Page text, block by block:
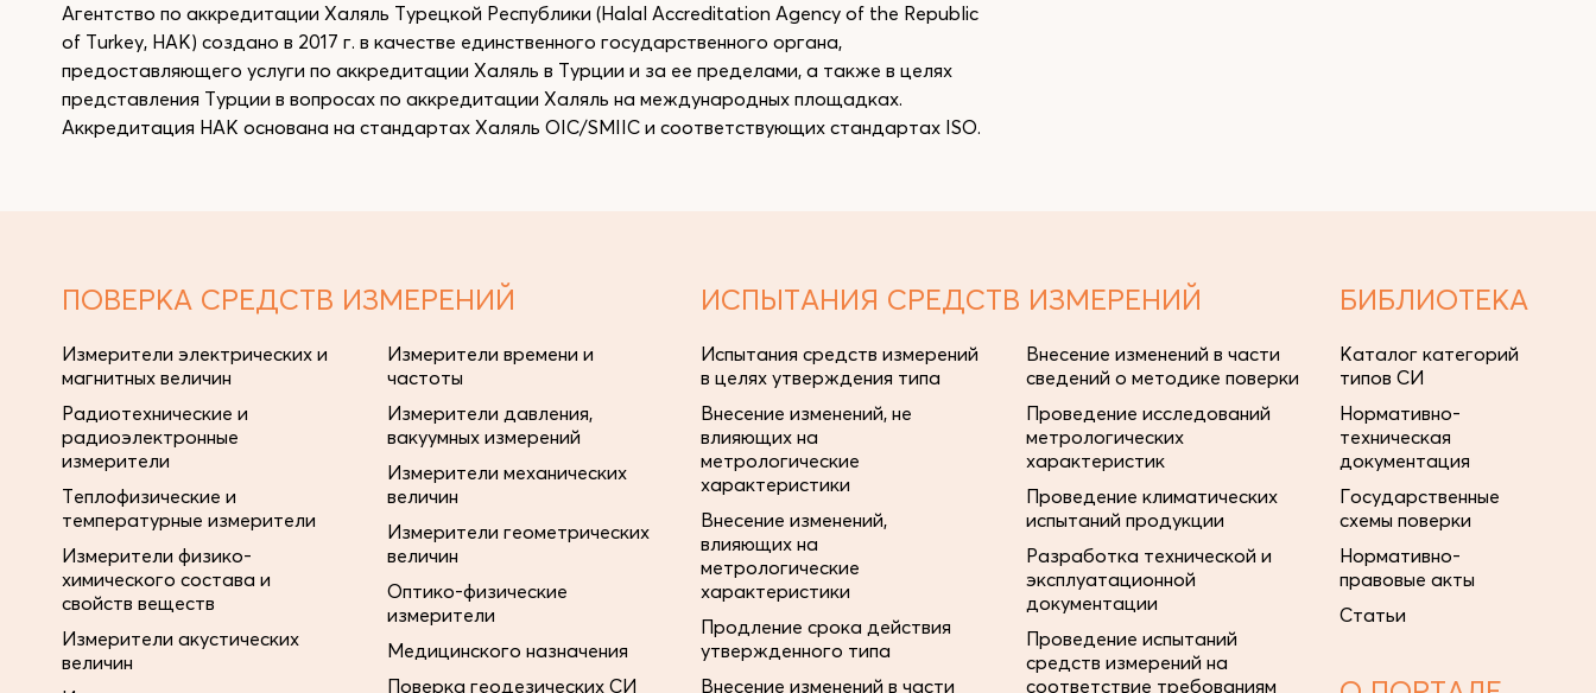
Агентство по аккредитации Халяль Турецкой Республики (Halal Accreditation Agency of the Republic
of Turkey, HAK) создано в 2017 г. в качестве единственного государственного органа,
предоставляющего услуги по аккредитации Халяль в Турции и за ее пределами, а также в целях
представления Турции в вопросах по аккредитации Халяль на международных площадках.
Аккредитация HAK основана на стандартах Халяль OIC/SMIIC и соответствующих стандартах ISO.
ПОВЕРКА СРЕДСТВ ИЗМЕРЕНИЙ
Измерители электрических и
магнитных величин
Радиотехнические и
радиоэлектронные
измерители
Теплофизические и
температурные измерители
Измерители физико-
химического состава и
свойств веществ
Измерители акустических
величин
Измерители времени и
частоты
Измерители давления,
вакуумных измерений
Измерители механических
величин
Измерители геометрических
величин
Оптико-физические
измерители
Медицинского назначения
Поверка геодезических СИ
ИСПЫТАНИЯ СРЕДСТВ ИЗМЕРЕНИЙ
Испытания средств измерений
в целях утверждения типа
Внесение изменений, не
влияющих на
метрологические
характеристики
Внесение изменений,
влияющих на
метрологические
характеристики
Продление срока действия
утвержденного типа
Внесение изменений в части
Внесение изменений в части
сведений о методике поверки
Проведение исследований
метрологических
характеристик
Проведение климатических
испытаний продукции
Разработка технической и
эксплуатационной
документации
Проведение испытаний
средств измерений на
соответствие требованиям
БИБЛИОТЕКА
Каталог категорий
типов СИ
Нормативно-
техническая
документация
Государственные
схемы поверки
Нормативно-
правовые акты
Статьи